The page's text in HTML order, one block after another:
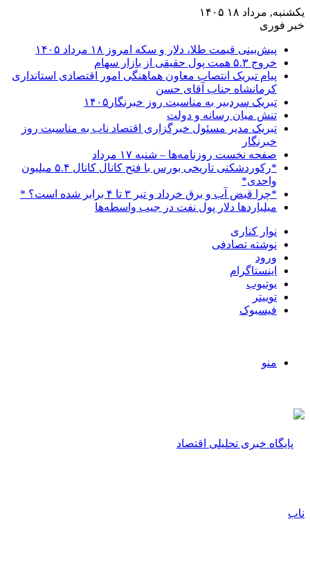
یکشنبه, مرداد ۱۸ ۱۴۰۵
خبر فوری
پیش‌بینی قیمت طلا، دلار و سکه امروز ۱۸ مرداد ۱۴۰۵
خروج ۵.۳ همت پول حقیقی از بازار سهام
پیام تبریک انتصاب معاون هماهنگی امور اقتصادی استانداری
کرمانشاه جناب آقای حسن
تبریک سردبیر به مناسبت روز خبرنگار۱۴۰۵
تنش میان رسانه و دولت
تبریک مدیر مسئول خبرگزاری اقتصاد ناب به مناسبت روز
خبرنگار
صفحه نخست روزنامه‌ها – شنبه ۱۷ مرداد
*رکوردشکنی تاریخی بورس با فتح کانال کانال ۵.۴ میلیون
واحدی*
*چرا قبض آب و برق خرداد و تیر ۳ تا ۴ برابر شده است؟ *
میلیاردها دلار پول نفت در جیب واسطه‌ها
نوار کناری
نوشته تصادفی
ورود
اینستاگرام
یوتیوب
توییتر
فیسبوک
منو